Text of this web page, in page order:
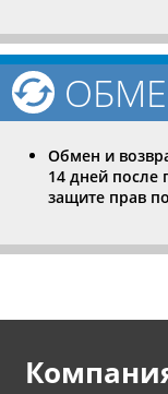
Обмен и
14 дней после
защите прав